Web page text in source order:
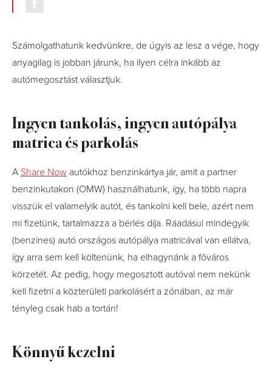
Számolgathatunk kedvünkre, de úgyis az lesz a vége, hogy
anyagilag is jobban járunk, ha ilyen célra inkább az
autómegosztást választjuk.
Ingyen tankolás, ingyen autópálya
matrica és parkolás
A Share Now autókhoz benzinkártya jár, amit a partner
benzinkutakon (OMW) használhatunk, így, ha több napra
visszük el valamelyik autót, és tankolni kell bele, azért nem
mi fizetünk, tartalmazza a bérlés díja. Ráadásul mindegyik
(benzines) autó országos autópálya matricával van ellátva,
így arra sem kell költenünk, ha elhagynánk a főváros
körzetét. Az pedig, hogy megosztott autóval nem nekünk
kell fizetni a közterületi parkolásért a zónában, az már
tényleg csak hab a tortán!
Könnyű kezelni